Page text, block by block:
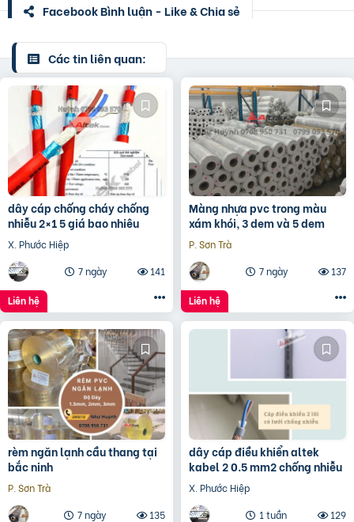
Facebook Bình luận - Like & Chia sẻ
Các tin liên quan:
dây cáp chống cháy chống
nhiễu 2×1 5 giá bao nhiêu
X. Phước Hiệp
7 ngày
141
Liên hệ
Màng nhựa pvc trong màu
xám khói, 3 dem và 5 dem
P. Sơn Trà
7 ngày
137
Liên hệ
rèm ngăn lạnh cầu thang tại
bắc ninh
P. Sơn Trà
7 ngày
135
dây cáp điều khiển altek
kabel 2 0.5 mm2 chống nhiễu
X. Phước Hiệp
1 tuần
129